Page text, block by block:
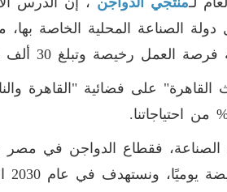
لـمنتجي الدواجن ، إن الدرس
دولة الصناعة المحلية الخاصة
على فضائية "القاهرة
.